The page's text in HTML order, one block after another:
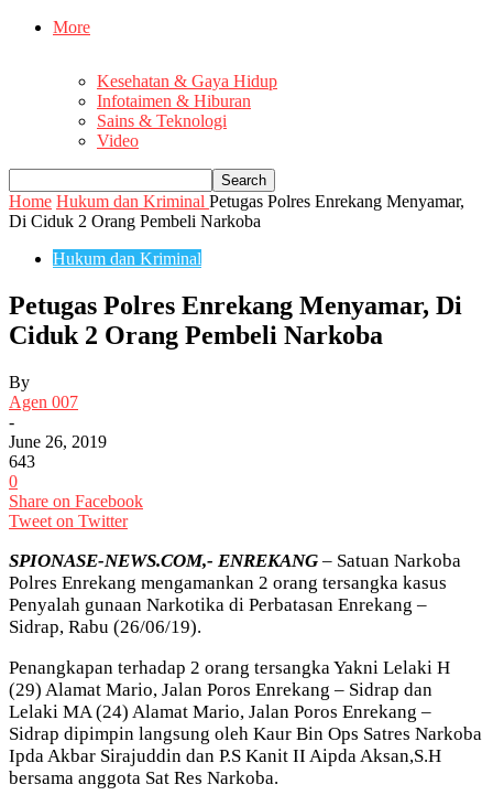
More
Kesehatan & Gaya Hidup
Infotaimen & Hiburan
Sains & Teknologi
Video
Home Hukum dan Kriminal Petugas Polres Enrekang Menyamar,
Di Ciduk 2 Orang Pembeli Narkoba
Hukum dan Kriminal
Petugas Polres Enrekang Menyamar, Di
Ciduk 2 Orang Pembeli Narkoba
By
Agen 007
-
June 26, 2019
643
0
Share on Facebook
Tweet on Twitter
SPIONASE-NEWS.COM,- ENREKANG – Satuan Narkoba
Polres Enrekang mengamankan 2 orang tersangka kasus
Penyalah gunaan Narkotika di Perbatasan Enrekang –
Sidrap, Rabu (26/06/19).
Penangkapan terhadap 2 orang tersangka Yakni Lelaki H
(29) Alamat Mario, Jalan Poros Enrekang – Sidrap dan
Lelaki MA (24) Alamat Mario, Jalan Poros Enrekang –
Sidrap dipimpin langsung oleh Kaur Bin Ops Satres Narkoba
Ipda Akbar Sirajuddin dan P.S Kanit II Aipda Aksan,S.H
bersama anggota Sat Res Narkoba.